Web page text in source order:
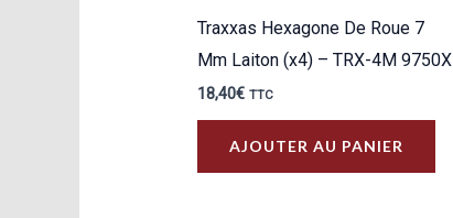
Traxxas Hexagone De Roue 7
Mm Laiton (x4) – TRX-4M 9750X
18,40€ TTC
AJOUTER AU PANIER